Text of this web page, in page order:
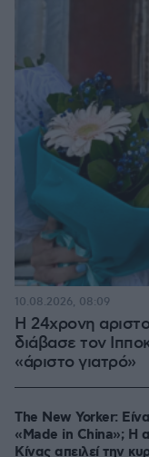
Η 24χρονη
διάβασε τον
«άριστο γιατρό»
10.08.2026, 08:09
The New Yorker:
«Made in China»; Η
Κίνας απειλεί την